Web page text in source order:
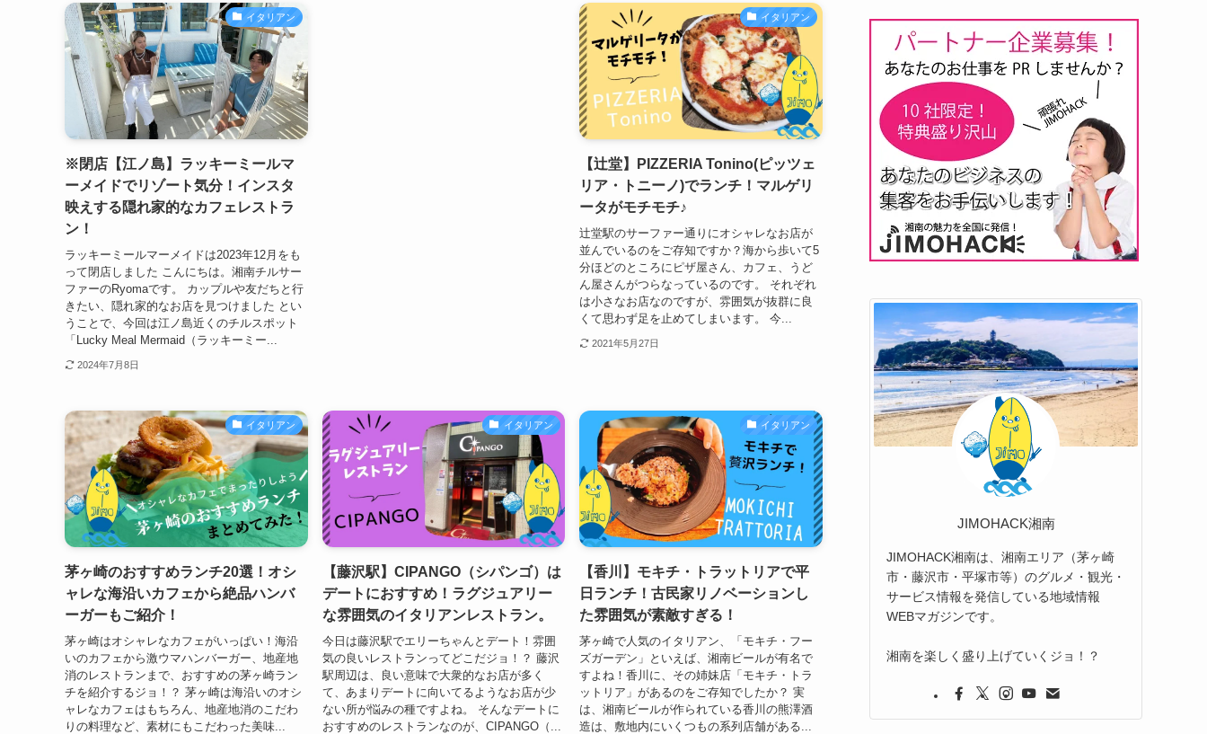
イタリアン
※閉店【江ノ島】ラッキーミールマ
ーメイドでリゾート気分！インスタ
映えする隠れ家的なカフェレストラ
ン！
ラッキーミールマーメイドは2023年12月をも
って閉店しました こんにちは。湘南チルサー
ファーのRyomaです。 カップルや友だちと行
きたい、隠れ家的なお店を見つけました とい
うことで、今回は江ノ島近くのチルスポット
「Lucky Meal Mermaid（ラッキーミー...
2024年7月8日
イタリアン
【辻堂】PIZZERIA Tonino(ピッツェ
リア・トニーノ)でランチ！マルゲリ
ータがモチモチ♪
辻堂駅のサーファー通りにオシャレなお店が
並んでいるのをご存知ですか？海から歩いて5
分ほどのところにピザ屋さん、カフェ、うど
ん屋さんがつらなっているのです。 それぞれ
は小さなお店なのですが、雰囲気が抜群に良
くて思わず足を止めてしまいます。 今...
2021年5月27日
イタリアン
茅ヶ崎のおすすめランチ20選！オシ
ャレな海沿いカフェから絶品ハンバ
ーガーもご紹介！
茅ヶ崎はオシャレなカフェがいっぱい！海沿
いのカフェから激ウマハンバーガー、地産地
消のレストランまで、おすすめの茅ヶ崎ラン
チを紹介するジョ！？ 茅ヶ崎は海沿いのオシ
ャレなカフェはもちろん、地産地消のこだわ
りの料理など、素材にもこだわった美味...
イタリアン
【藤沢駅】CIPANGO（シパンゴ）は
デートにおすすめ！ラグジュアリー
な雰囲気のイタリアンレストラン。
今日は藤沢駅でエリーちゃんとデート！雰囲
気の良いレストランってどこだジョ！？ 藤沢
駅周辺は、良い意味で大衆的なお店が多く
て、あまりデートに向いてるようなお店が少
ない所が悩みの種ですよね。 そんなデートに
おすすめのレストランなのが、CIPANGO（...
イタリアン
【香川】モキチ・トラットリアで平
日ランチ！古民家リノベーションし
た雰囲気が素敵すぎる！
茅ヶ崎で人気のイタリアン、「モキチ・フー
ズガーデン」といえば、湘南ビールが有名で
すよね！香川に、その姉妹店「モキチ・トラ
ットリア」があるのをご存知でしたか？ 実
は、湘南ビールが作られている香川の熊澤酒
造は、敷地内にいくつもの系列店舗がある...
JIMOHACK湘南
JIMOHACK湘南は、湘南エリア（茅ヶ崎
市・藤沢市・平塚市等）のグルメ・観光・
サービス情報を発信している地域情報
WEBマガジンです。
湘南を楽しく盛り上げていくジョ！？